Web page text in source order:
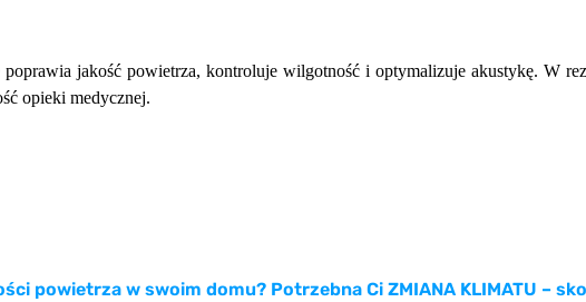
jakość powietrza, kontroluje wilgotność i optymalizuje akustykę. W
opieki medycznej.
powietrza w swoim domu? Potrzebna Ci ZMIANA KLIMATU –